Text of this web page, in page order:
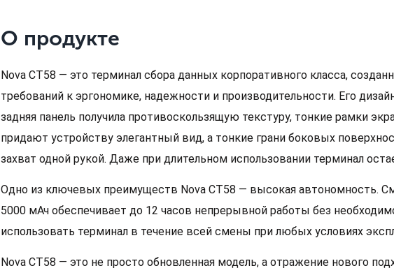
О продукте
Nova CT58 — это терминал сбора данных корпоративного класса,
требований к эргономике, надежности и производительности. Его
задняя панель получила противоскользящую текстуру, тонкие рамки
придают устройству элегантный вид, а тонкие грани боковых
захват одной рукой. Даже при длительном использовании терминал
Одно из ключевых преимуществ Nova CT58 — высокая автономность.
5000 мАч обеспечивает до 12 часов непрерывной работы без
использовать терминал в течение всей смены при любых условиях
Nova CT58 — это не просто обновленная модель, а отражение нового